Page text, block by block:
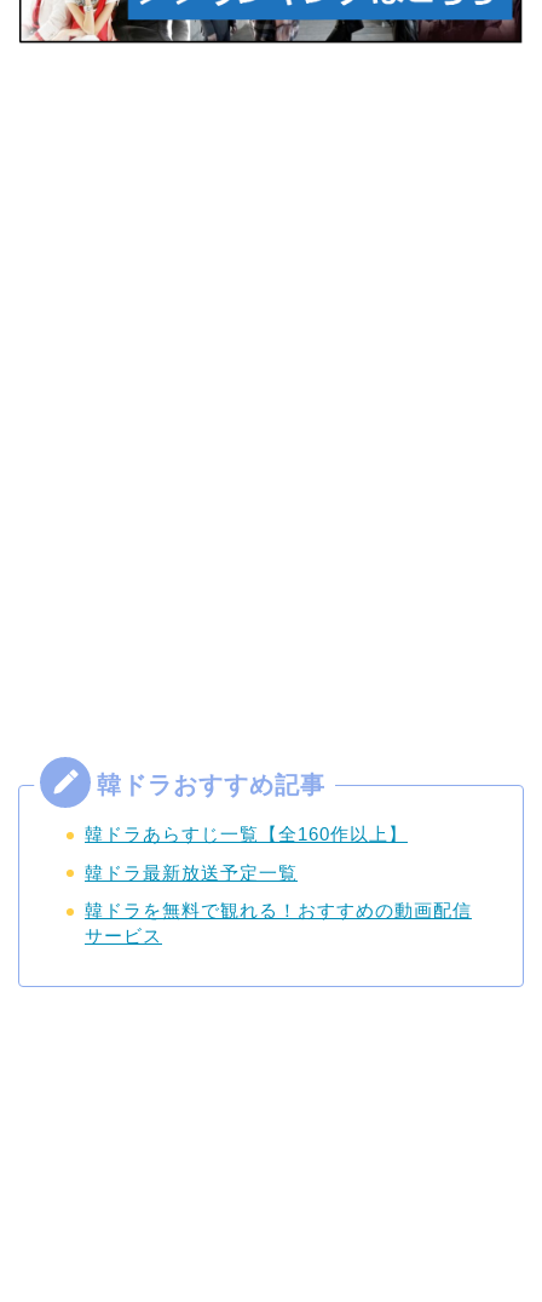
韓ドラあらすじ一覧【全160作以上】
韓ドラ最新放送予定一覧
韓ドラを無料で観れる！おすすめの動画配信
サービス